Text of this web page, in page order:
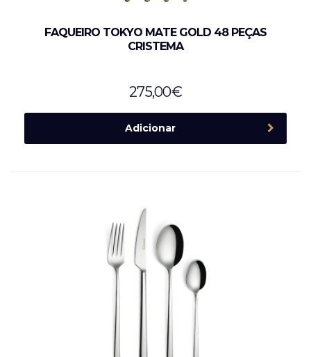
FAQUEIRO TOKYO MATE GOLD 48 PEÇAS
CRISTEMA
275,00€
Adicionar